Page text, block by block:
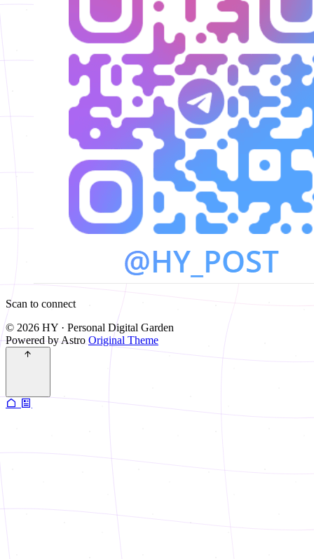
Scan to connect
© 2026 HY · Personal Digital Garden
Powered by Astro Original Theme